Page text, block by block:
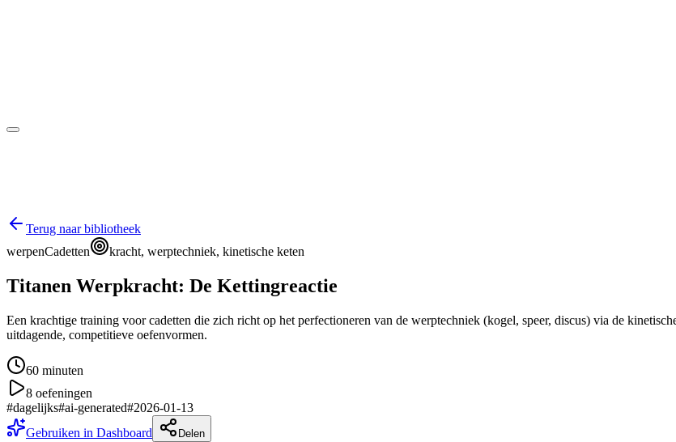
Terug naar bibliotheek
werpenCadetten kracht, werptechniek, kinetische keten
Titanen Werpkracht: De Kettingreactie
Een krachtige training voor cadetten die zich richt op het perfectioneren van de werptechniek (kogel, speer, discus) via de
uitdagende, competitieve oefenvormen.
60 minuten
8 oefeningen
#dagelijks#ai-generated#2026-01-13
Gebruiken in Dashboard
Delen